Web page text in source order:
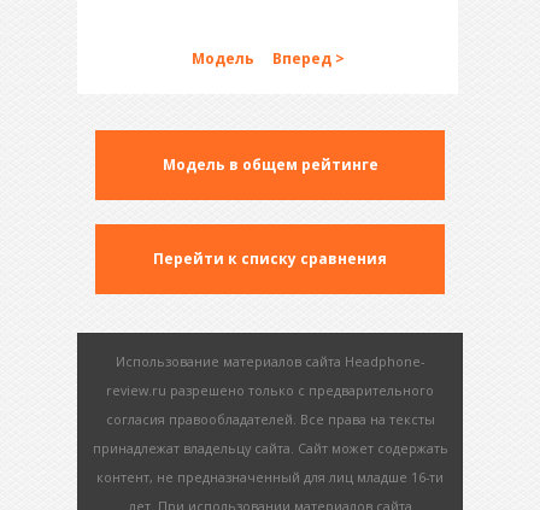
Модель Вперед >
Модель в общем рейтинге
Перейти к списку сравнения
Использование материалов сайта Headphone-
review.ru разрешено только с предварительного
согласия правообладателей. Все права на тексты
принадлежат владельцу сайта. Сайт может содержать
контент, не предназначенный для лиц младше 16-ти
лет. При использовании материалов сайта